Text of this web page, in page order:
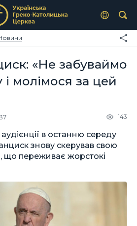
«Не забуваймо
і молімося за цей
143
в останню середу
знову скерував свою
що переживає жорстокі